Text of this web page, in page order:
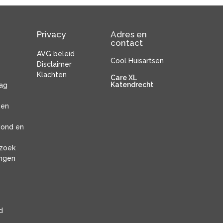
en
Privacy
AVG beleid
Disclaimer
Klachten
Adres en
contact
Cool Huisartsen
Care XL
Katendrecht